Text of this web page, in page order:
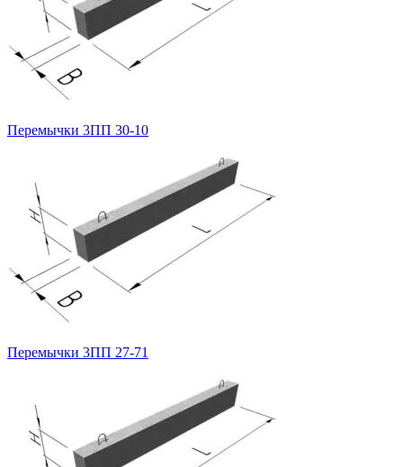
Перемычки 3ПП 30-10
Перемычки 3ПП 27-71